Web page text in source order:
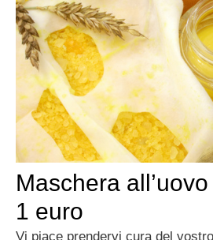
Maschera
1 euro
Vi piace prendervi cura del